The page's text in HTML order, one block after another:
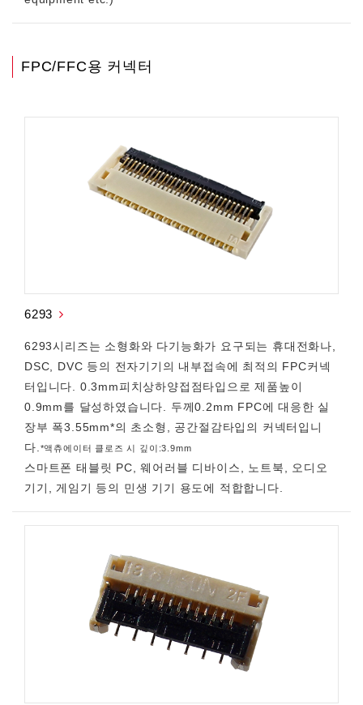
FPC/FFC용 커넥터
6293
6293시리즈는 소형화와 다기능화가 요구되는 휴대전화나,
DSC, DVC 등의 전자기기의 내부접속에 최적의 FPC커넥
터입니다. 0.3mm피치상하양접점타입으로 제품높이
0.9mm를 달성하였습니다. 두께0.2mm FPC에 대응한 실
장부 폭3.55mm*의 초소형, 공간절감타입의 커넥터입니
다.*액츄에이터 클로즈 시 깊이:3.9mm
스마트폰 태블릿 PC, 웨어러블 디바이스, 노트북, 오디오
기기, 게임기 등의 민생 기기 용도에 적합합니다.